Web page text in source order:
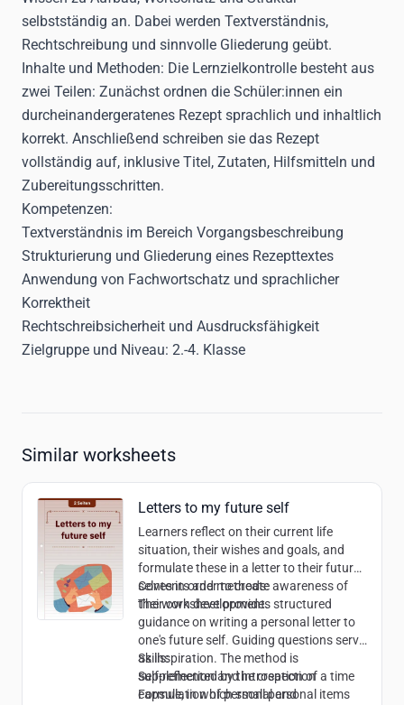
selbstständig an. Dabei werden Textverständnis,
Rechtschreibung und sinnvolle Gliederung geübt.
Inhalte und Methoden: Die Lernzielkontrolle besteht aus
zwei Teilen: Zunächst ordnen die Schüler:innen ein
durcheinandergeratenes Rezept sprachlich und inhaltlich
korrekt. Anschließend schreiben sie das Rezept
vollständig auf, inklusive Titel, Zutaten, Hilfsmitteln und
Zubereitungsschritten.
Kompetenzen:
Textverständnis im Bereich Vorgangsbeschreibung
Strukturierung und Gliederung eines Rezepttextes
Anwendung von Fachwortschatz und sprachlicher
Korrektheit
Rechtschreibsicherheit und Ausdrucksfähigkeit
Zielgruppe und Niveau: 2.-4. Klasse
Similar worksheets
Letters to my future self
Learners reflect on their current life
situation, their wishes and goals, and
formulate these in a letter to their future
selves in order to create awareness of
their own development.
Contents and methods:
The worksheet provides structured
guidance on writing a personal letter to
one's future self. Guiding questions serve
as inspiration. The method is
supplemented by the creation of a time
capsule, in which small personal items
Skills:
Self-reflection and introspection
Formulation of personal and